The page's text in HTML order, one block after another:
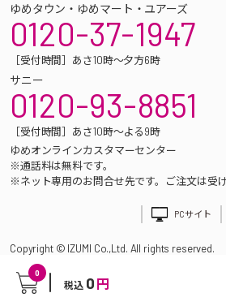
0
税込 0 円
ゆめタウン・ゆめマート・ユアーズ
0120-37-1947
［受付時間］あさ10時～夕方6時
サニー
0120-93-8851
［受付時間］あさ10時～よる9時
ゆめオンラインカスタマーセンター
※通話料は無料です。
※ネット専用のお問合せ先です。ご注文は受
PCサイト
Copyright © IZUMI Co.,Ltd. All rights reserved.